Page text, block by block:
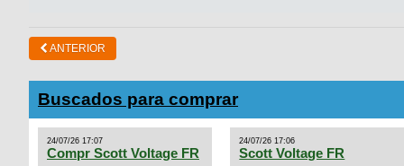
ANTERIOR
Buscados para comprar
24/07/26 17:07
Compr Scott Voltage FR
24/07/26 17:06
Scott Voltage FR